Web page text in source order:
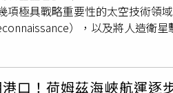
復興館、天母店、中壢店、新竹
東SOGO）在健康推廣方面，遠
逐步發展為結合惜食、低碳、在
保餐廳、小農及供應鏈夥伴合
餐桌。而遠東SOGO全台營運據
竟敢生3個小孩的不多，但他也
，阿弟認為最重要的是同理心與
同理心，換位思考真的很重要」
到女兒是否想登上自己的演唱
相當支持，「她喜歡唱歌跳舞，
項極具戰略重要性的太空技術領
），以及將人造衛
中國迅速建立起強大的商業太空
果斷行動，中國將奪下全球太
口！荷姆茲海峽航運逐